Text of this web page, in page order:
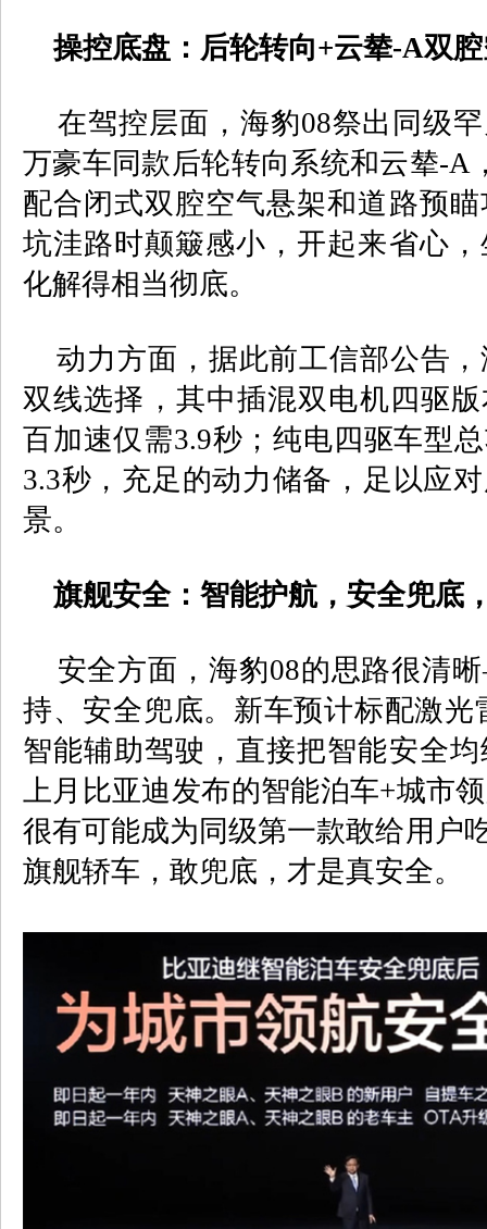
操控底盘：后轮转向+云辇-A双
在驾控层面，海豹08祭出同级
万豪车同款后轮转向系统和云辇-A
配合闭式双腔空气悬架和道路预
坑洼路时颠簸感小，开起来省心
化解得相当彻底。
动力方面，据此前工信部公告，
双线选择，其中插混双电机四驱
百加速仅需3.9秒；纯电四驱车型
3.3秒，充足的动力储备，足以应
景。
旗舰安全：智能护航，安全兜底
安全方面，海豹08的思路很清
持、安全兜底。新车预计标配激光
智能辅助驾驶，直接把智能安全
上月比亚迪发布的智能泊车+城市
很有可能成为同级第一款敢给用户
旗舰轿车，敢兜底，才是真安全。